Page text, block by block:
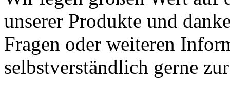
unserer Produkte und
Fragen oder weiteren
selbstverständlich gerne